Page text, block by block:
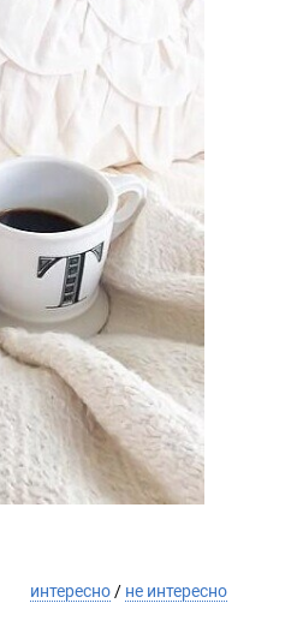
интересно / не интересно